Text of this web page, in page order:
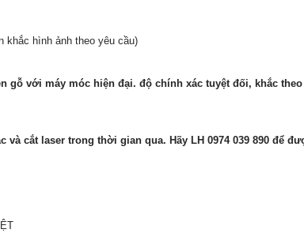
khắc hình ảnh theo yêu cầu)
gỗ với máy móc hiện đại. độ chính xác tuyệt đối, khắc
và cắt laser trong thời gian qua. Hãy LH 0974 039 890 để